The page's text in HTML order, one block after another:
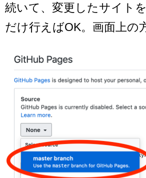
続いて、変更したサイト
だけ行えばOK。画面上の